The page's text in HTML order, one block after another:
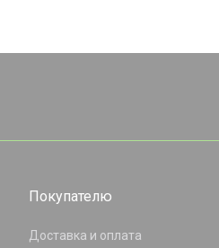
Покупателю
Доставка и оплата